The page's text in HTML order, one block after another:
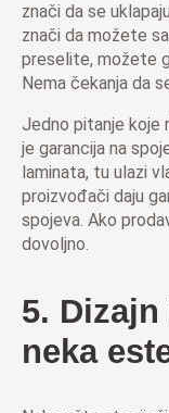
znači da se
znači da možete
preselite, možete
Nema čekanja da
Jedno pitanje koje
je garancija na
laminata, tu ulazi
proizvođači daju
spojeva. Ako
dovoljno.
5.
neka